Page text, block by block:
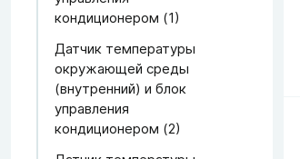
кондиционером (1)
Датчик температуры
окружающей среды
(внутренний) и блок
управления
кондиционером (2)